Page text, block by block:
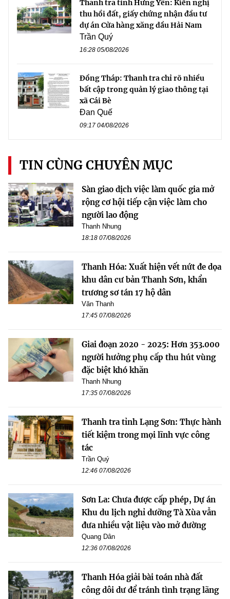
Thanh tra tỉnh Hưng Yên: Kiến nghị
thu hồi đất, giấy chứng nhận đầu tư
dự án Cửa hàng xăng dầu Hải Nam
Trần Quý
16:28 05/08/2026
Đồng Tháp: Thanh tra chỉ rõ nhiều
bất cập trong quản lý giao thông tại
xã Cái Bè
Đan Quế
09:17 04/08/2026
TIN CÙNG CHUYÊN MỤC
Sàn giao dịch việc làm quốc gia mở
rộng cơ hội tiếp cận việc làm cho
người lao động
Thanh Nhung
18:18 07/08/2026
Thanh Hóa: Xuất hiện vết nứt đe dọa
khu dân cư bản Thanh Sơn, khẩn
trương sơ tán 17 hộ dân
Văn Thanh
17:45 07/08/2026
Giai đoạn 2020 - 2025: Hơn 353.000
người hưởng phụ cấp thu hút vùng
đặc biệt khó khăn
Thanh Nhung
17:35 07/08/2026
Thanh tra tỉnh Lạng Sơn: Thực hành
tiết kiệm trong mọi lĩnh vực công
tác
Trần Quý
12:46 07/08/2026
Sơn La: Chưa được cấp phép, Dự án
Khu du lịch nghỉ dưỡng Tà Xùa vẫn
đưa nhiều vật liệu vào mở đường
Quang Dân
12:36 07/08/2026
Thanh Hóa giải bài toán nhà đất
công dôi dư để tránh tình trạng lãng